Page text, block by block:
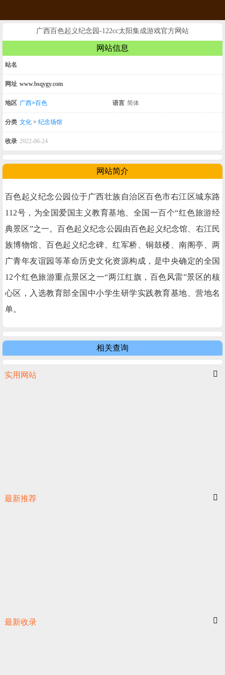
广西百色起义纪念园-122cc太阳集成游戏官方网站
网站信息
站名
网址 www.bsqygy.com
地区 广西>百色 语言 简体
分类 文化 > 纪念场馆
收录 2022-06-24
网站简介
百色起义纪念公园位于广西壮族自治区百色市右江区城东路
112号，为全国爱国主义教育基地、全国一百个“红色旅游经
典景区”之一。百色起义纪念公园由百色起义纪念馆、右江民
族博物馆、百色起义纪念碑、红军桥、铜鼓楼、南阁亭、两
广青年友谊园等革命历史文化资源构成，是中央确定的全国
12个红色旅游重点景区之一“两江红旗，百色风雷”景区的核
心区，入选教育部全国中小学生研学实践教育基地、营地名
单。
相关查询
实用网站
最新推荐
最新收录